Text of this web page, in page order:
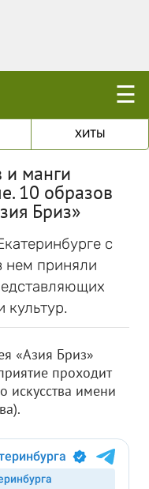
☰
ХИТЫ
и манги
10 образов
Бриз»
с
нем приняли
культур.
«Азия Бриз»
проходит
искусства имени